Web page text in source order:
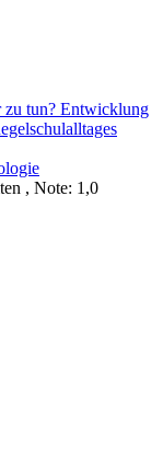
zu tun? Entwicklung
, Note: 1,0